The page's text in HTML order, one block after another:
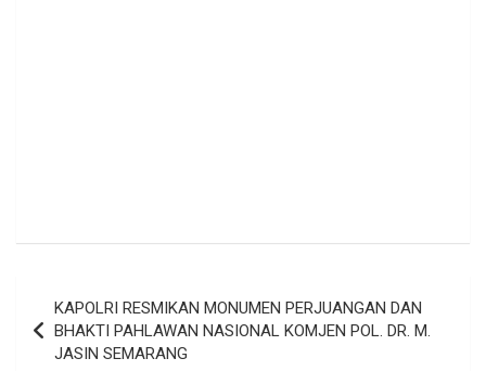
pos
KAPOLRI RESMIKAN MONUMEN PERJUANGAN DAN
BHAKTI PAHLAWAN NASIONAL KOMJEN POL. DR. M.
JASIN SEMARANG